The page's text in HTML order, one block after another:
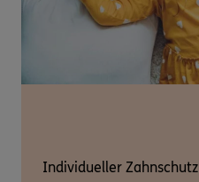
Individueller Zahnschutz